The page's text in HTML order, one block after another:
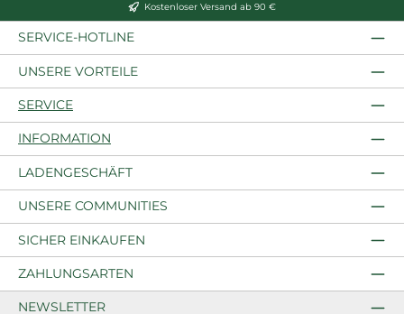
Kostenloser Versand ab 90 €
SERVICE-HOTLINE
UNSERE VORTEILE
SERVICE
INFORMATION
LADENGESCHÄFT
UNSERE COMMUNITIES
SICHER EINKAUFEN
ZAHLUNGSARTEN
NEWSLETTER